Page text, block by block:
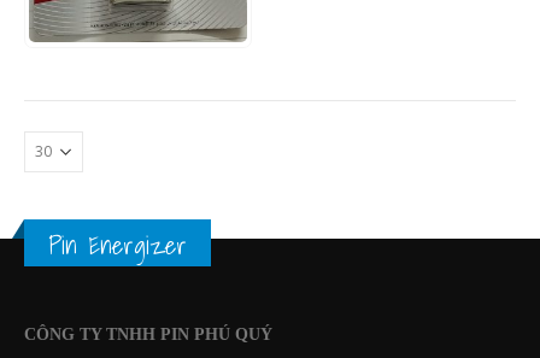
THÊM VÀO GIỎ HÀNG
XEM NHANH
Pin Energizer
CÔNG TY TNHH PIN PHÚ QUÝ